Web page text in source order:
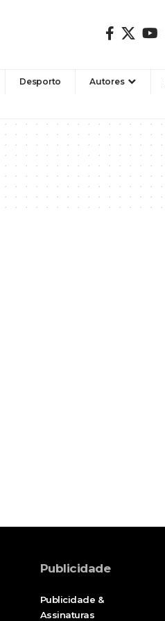
Desporto Autores
Publicidade
Publicidade &
Assinaturas